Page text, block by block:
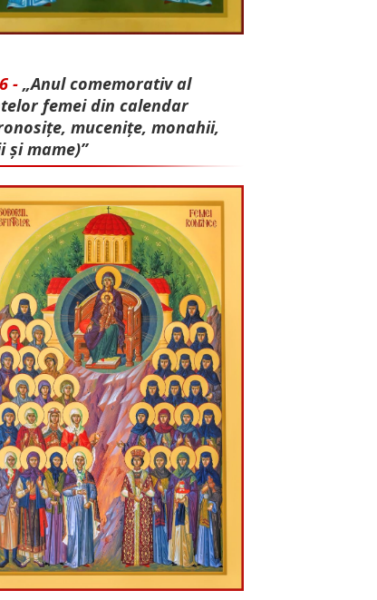
- „Anul comemorativ al
femei din calendar
mu­cenițe, monahii,
și mame)”